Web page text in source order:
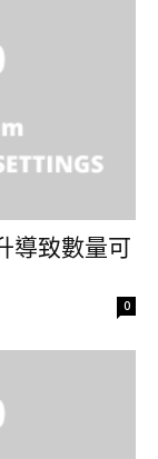
導致數量可
0